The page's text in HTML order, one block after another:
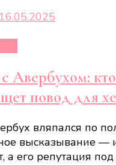
16.05.2025
Авербухом:
повод для
вляпался по
высказывание —
а его репутация